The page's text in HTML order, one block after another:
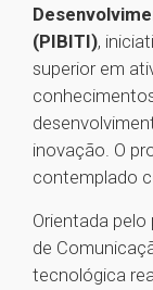
(PIBITI),
superior em
inovação. O
contemplado
Orientada
de
tecnológica